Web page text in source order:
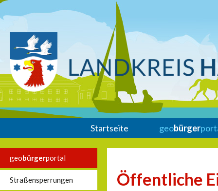
Startseite geobürger
geobürgerportal
Straßensperrungen Öffentliche